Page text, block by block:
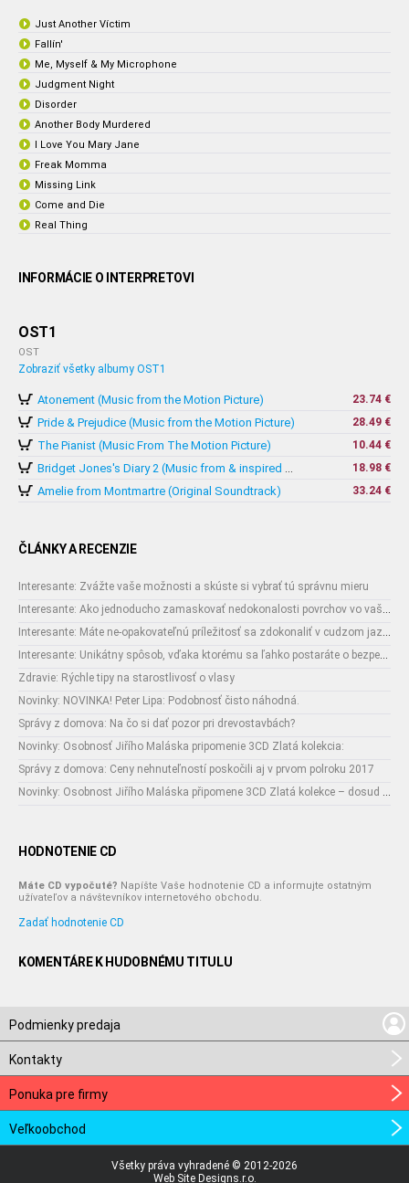
Just Another Víctim
Fallín'
Me, Myself & My Microphone
Judgment Night
Disorder
Another Body Murdered
I Love You Mary Jane
Freak Momma
Missing Link
Come and Die
Real Thing
INFORMÁCIE O INTERPRETOVI
OST1
OST
Zobraziť všetky albumy OST1
Atonement (Music from the Motion Picture) 23.74 €
Pride & Prejudice (Music from the Motion Picture) 28.49 €
The Pianist (Music From The Motion Picture)
10.44 €
Bridget Jones's Diary 2 (Music from & inspired by The Motion Picture)
18.98 €
Amelie from Montmartre (Original Soundtrack) 33.24 €
ČLÁNKY A RECENZIE
Interesante: Zvážte vaše možnosti a skúste si vybrať tú správnu mieru
Interesante: Ako jednoducho zamaskovať nedokonalosti povrchov vo vašom interiéri
Interesante: Máte ne-opakovateľnú príležitosť sa zdokonaliť v cudzom jazyku
Interesante: Unikátny spôsob, vďaka ktorému sa ľahko postaráte o bezpečnosť vašich zásielok
Zdravie: Rýchle tipy na starostlivosť o vlasy
Novinky: NOVINKA! Peter Lipa: Podobnosť čisto náhodná.
Správy z domova: Na čo si dať pozor pri drevostavbách?
Novinky: Osobnosť Jiřího Maláska pripomenie 3CD Zlatá kolekcia:
Správy z domova: Ceny nehnuteľností poskočili aj v prvom polroku 2017
Novinky: Osobnost Jiřího Maláska připomene 3CD Zlatá kolekce – dosud nejobsáhlejší soubor nahrávek legendárního umělce!
HODNOTENIE CD
Máte CD vypočuté? Napíšte Vaše hodnotenie CD a informujte ostatným
užívateľov a návštevníkov internetového obchodu.
Zadať hodnotenie CD
KOMENTÁRE K HUDOBNÉMU TITULU
Podmienky predaja
Kontakty
Ponuka pre firmy
Veľkoobchod
Všetky práva vyhradené © 2012-2026
Web Site Designs.r.o.